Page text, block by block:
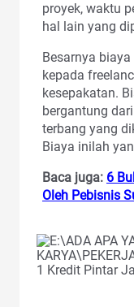
proyek, waktu
hal lain yang
Besarnya
kepada
kesepakatan.
bergantung
terbang yang
Biaya inilah
Baca juga: 6
Oleh Pebisnis